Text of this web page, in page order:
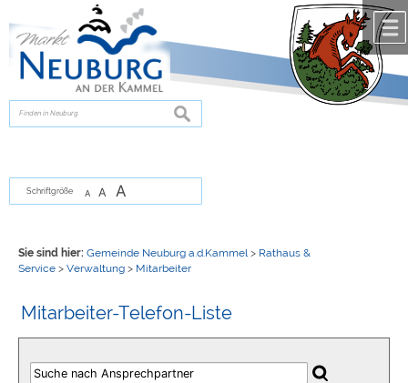
zur Navigationoder
springen.
suchen
Schriftgröße A A A
Sie sind hier: Gemeinde Neuburg a.d.Kammel > Rathaus &
Service> Verwaltung> Mitarbeiter
Mitarbeiter-Telefon-Liste